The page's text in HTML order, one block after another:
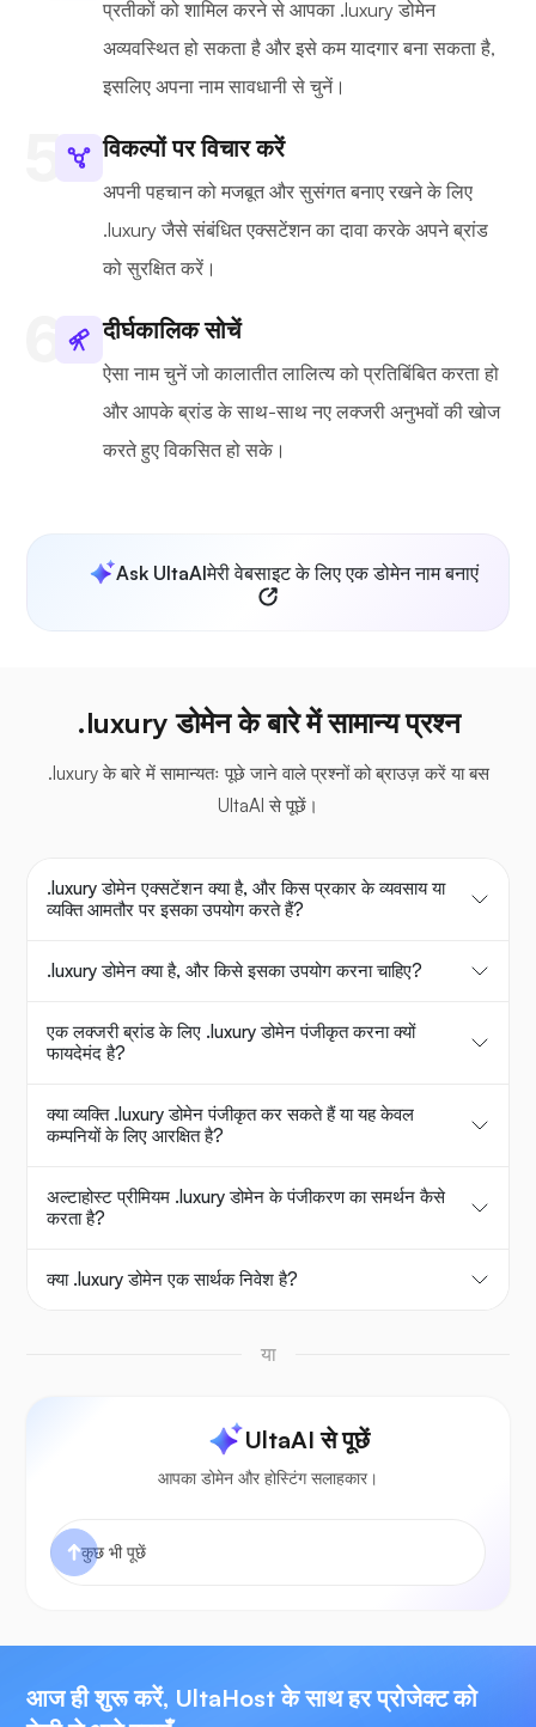
प्रतीकों को शामिल करने से आपका .luxury डोमेन
अव्यवस्थित हो सकता है और इसे कम यादगार बना सकता है,
इसलिए अपना नाम सावधानी से चुनें।
विकल्पों पर विचार करें
अपनी पहचान को मजबूत और सुसंगत बनाए रखने के लिए
.luxury जैसे संबंधित एक्सटेंशन का दावा करके अपने ब्रांड
को सुरक्षित करें।
दीर्घकालिक सोचें
ऐसा नाम चुनें जो कालातीत लालित्य को प्रतिबिंबित करता हो
और आपके ब्रांड के साथ-साथ नए लक्जरी अनुभवों की खोज
करते हुए विकसित हो सके।
Ask UltaAIमेरी वेबसाइट के लिए एक डोमेन नाम बनाएं
.luxury डोमेन के बारे में सामान्य प्रश्न
.luxury के बारे में सामान्यतः पूछे जाने वाले प्रश्नों को ब्राउज़ करें या बस
UltaAI से पूछें।
.luxury डोमेन एक्सटेंशन क्या है, और किस प्रकार के व्यवसाय या
व्यक्ति आमतौर पर इसका उपयोग करते हैं?
.luxury डोमेन क्या है, और किसे इसका उपयोग करना चाहिए?
एक लक्जरी ब्रांड के लिए .luxury डोमेन पंजीकृत करना क्यों
फायदेमंद है?
क्या व्यक्ति .luxury डोमेन पंजीकृत कर सकते हैं या यह केवल
कम्पनियों के लिए आरक्षित है?
अल्टाहोस्ट प्रीमियम .luxury डोमेन के पंजीकरण का समर्थन कैसे
करता है?
क्या .luxury डोमेन एक सार्थक निवेश है?
या
UltaAI से पूछें
आपका डोमेन और होस्टिंग सलाहकार।
आज ही शुरू करें, UltaHost के साथ हर प्रोजेक्ट को